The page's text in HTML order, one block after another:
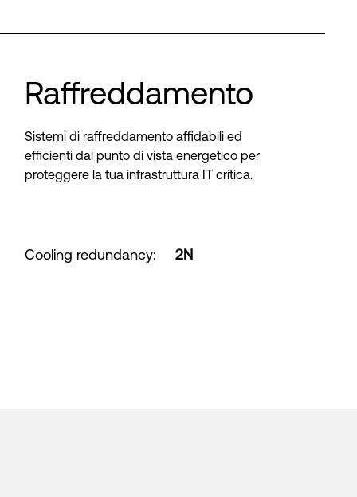
Raffreddamento
Sistemi di raffreddamento affidabili ed
efficienti dal punto di vista energetico per
proteggere la tua infrastruttura IT critica.
Cooling redundancy: 2N